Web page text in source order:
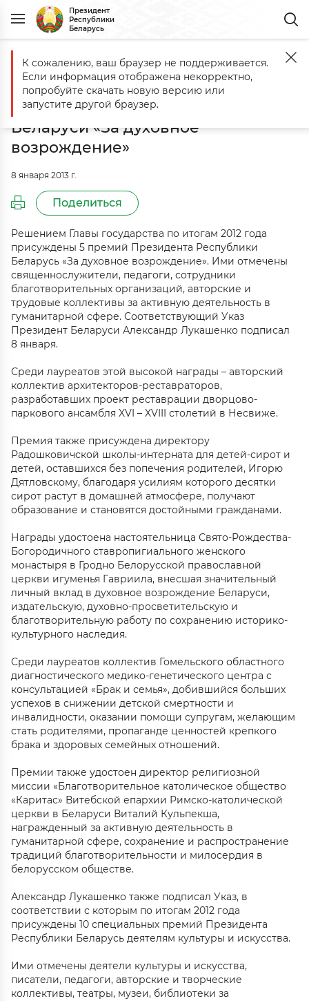
Президент
Республики
Беларусь
Главная События Решением Главы государства присуждены
Решением Главы государства
присуждены премии Президента
Беларуси «За духовное
возрождение»
8 января 2013 г.
Поделиться
Решением Главы государства по итогам 2012 года
присуждены 5 премий Президента Республики
Беларусь «За духовное возрождение». Ими отмечены
священнослужители, педагоги, сотрудники
благотворительных организаций, авторские и
трудовые коллективы за активную деятельность в
гуманитарной сфере. Соответствующий Указ
Президент Беларуси Александр Лукашенко подписал
8 января.
Среди лауреатов этой высокой награды – авторский
коллектив архитекторов-реставраторов,
разработавших проект реставрации дворцово-
паркового ансамбля XVI – XVIII столетий в Несвиже.
Премия также присуждена директору
Радошковичской школы-интерната для детей-сирот и
детей, оставшихся без попечения родителей, Игорю
Дятловскому, благодаря усилиям которого десятки
сирот растут в домашней атмосфере, получают
образование и становятся достойными гражданами.
Награды удостоена настоятельница Свято-Рождества-
Богородичного ставропигиального женского
монастыря в Гродно Белорусской православной
церкви игуменья Гавриила, внесшая значительный
личный вклад в духовное возрождение Беларуси,
издательскую, духовно-просветительскую и
благотворительную работу по сохранению историко-
культурного наследия.
Среди лауреатов коллектив Гомельского областного
диагностического медико-генетического центра с
консультацией «Брак и семья», добившийся больших
успехов в снижении детской смертности и
инвалидности, оказании помощи супругам, желающим
стать родителями, пропаганде ценностей крепкого
брака и здоровых семейных отношений.
Премии также удостоен директор религиозной
миссии «Благотворительное католическое общество
«Каритас» Витебской епархии Римско-католической
церкви в Беларуси Виталий Кульпекша,
награжденный за активную деятельность в
гуманитарной сфере, сохранение и распространение
традиций благотворительности и милосердия в
белорусском обществе.
Александр Лукашенко также подписал Указ, в
соответствии с которым по итогам 2012 года
присуждены 10 специальных премий Президента
Республики Беларусь деятелям культуры и искусства.
Ими отмечены деятели культуры и искусства,
писатели, педагоги, авторские и творческие
коллективы, театры, музеи, библиотеки за
К сожалению, ваш браузер не поддерживается.
Если информация отображена некорректно,
попробуйте скачать новую версию или
запустите другой браузер.